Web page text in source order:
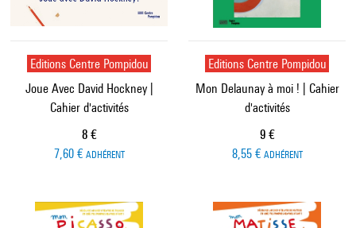
Editions Centre Pompidou
Joue Avec David Hockney |
Cahier d'activités
Prix ​​actuel
8 €
7,60 € ADHÉRENT
Editions Centre Pompidou
Mon Delaunay à moi ! | Cahier
d'activités
Prix ​​actuel
9 €
8,55 € ADHÉRENT